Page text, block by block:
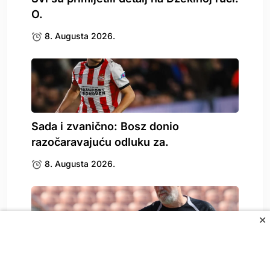
✕
O.
8. Augusta 2026.
Sada i zvanično: Bosz donio
razočaravajuću odluku za.
8. Augusta 2026.